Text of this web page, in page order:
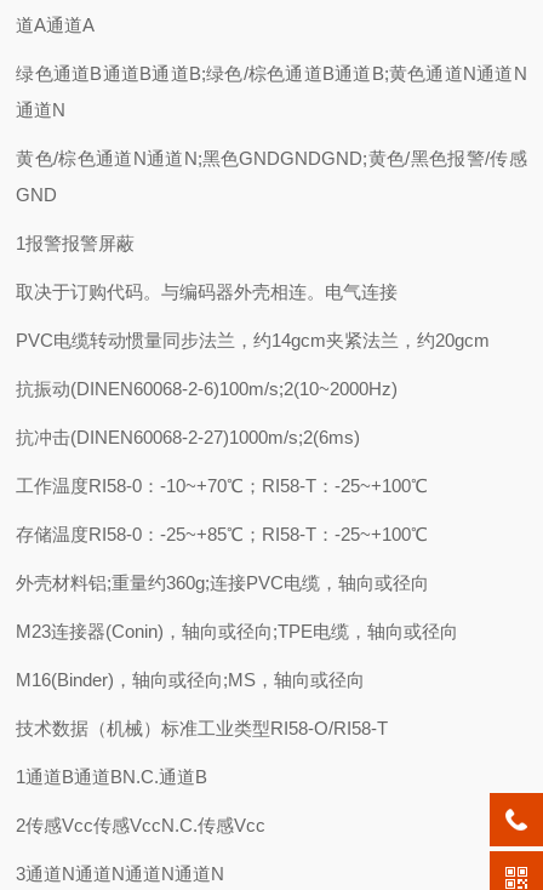
道A通道A
绿色通道B通道B通道B;绿色/棕色通道B通道B;黄色通道N通道N
通道N
黄色/棕色通道N通道N;黑色GNDGNDGND;黄色/黑色报警/传感
GND
1报警报警屏蔽
取决于订购代码。与编码器外壳相连。电气连接
PVC电缆转动惯量同步法兰，约14gcm夹紧法兰，约20gcm
抗振动(DINEN60068-2-6)100m/s;2(10~2000Hz)
抗冲击(DINEN60068-2-27)1000m/s;2(6ms)
工作温度RI58-0：-10~+70℃；RI58-T：-25~+100℃
存储温度RI58-0：-25~+85℃；RI58-T：-25~+100℃
外壳材料铝;重量约360g;连接PVC电缆，轴向或径向
M23连接器(Conin)，轴向或径向;TPE电缆，轴向或径向
M16(Binder)，轴向或径向;MS，轴向或径向
技术数据（机械）标准工业类型RI58-O/RI58-T
1通道B通道BN.C.通道B
2传感Vcc传感VccN.C.传感Vcc
3通道N通道N通道N通道N